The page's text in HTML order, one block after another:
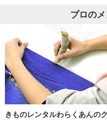
プロの
きものレンタルわらくあんの